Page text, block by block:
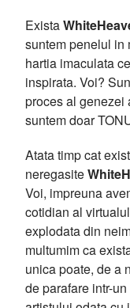
Exista
suntem penelul in
hartia imaculata
inspirata. Voi?
proces al genezei
suntem doar
Atata timp cat
neregasite
Voi, impreuna
cotidian al
explodata din
multumim ca
unica poate, de a
de parafare intr-